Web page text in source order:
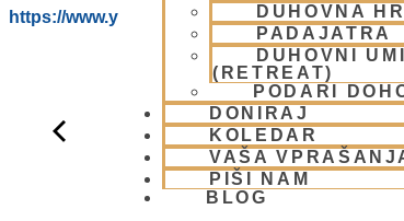
DUHOVNA
PADAJATRA
DUHOVNI
(RETREAT)
PODARI
DONIRAJ
KOLEDAR
VAŠA
PIŠI NAM
BLOG
https://www.youtube.com/